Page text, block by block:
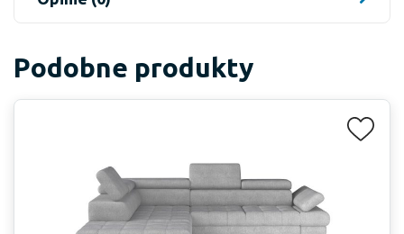
Podobne produkty